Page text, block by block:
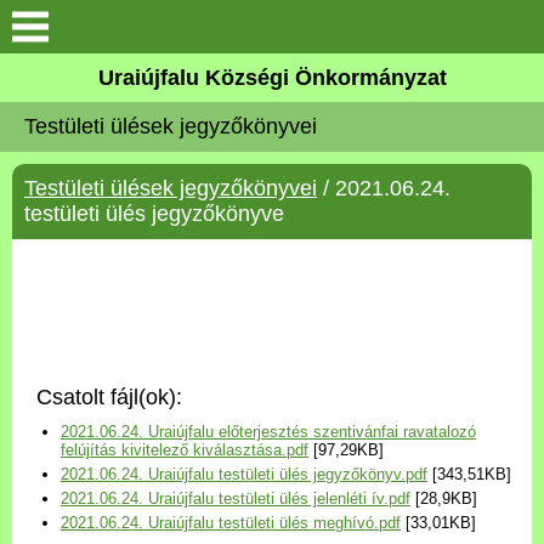
Köszöntő
Elérhetőségek
Uraiújfalu
Választási információk
Versenyképes Járások
Program
Uraiújfalu Községi Önkormányzat
Testületi ülések jegyzőkönyvei
Testületi ülések jegyzőkönyvei / 2021.06.24.
testületi ülés jegyzőkönyve
Csatolt fájl(ok):
2021.06.24. Uraiújfalu előterjesztés szentivánfai ravatalozó
felújítás kivitelező kiválasztása.pdf [97,29KB]
2021.06.24. Uraiújfalu testületi ülés jegyzőkönyv.pdf [343,51KB]
2021.06.24. Uraiújfalu testületi ülés jelenléti ív.pdf [28,9KB]
2021.06.24. Uraiújfalu testületi ülés meghívó.pdf [33,01KB]